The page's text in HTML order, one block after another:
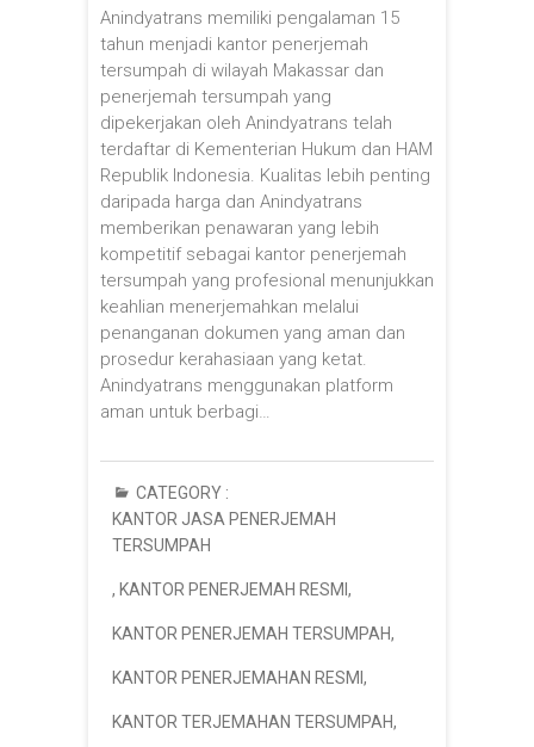
Anindyatrans memiliki pengalaman 15
tahun menjadi kantor penerjemah
tersumpah di wilayah Makassar dan
penerjemah tersumpah yang
dipekerjakan oleh Anindyatrans telah
terdaftar di Kementerian Hukum dan HAM
Republik Indonesia. Kualitas lebih penting
daripada harga dan Anindyatrans
memberikan penawaran yang lebih
kompetitif sebagai kantor penerjemah
tersumpah yang profesional menunjukkan
keahlian menerjemahkan melalui
penanganan dokumen yang aman dan
prosedur kerahasiaan yang ketat.
Anindyatrans menggunakan platform
aman untuk berbagi…
CATEGORY :
KANTOR JASA PENERJEMAH
TERSUMPAH
, KANTOR PENERJEMAH RESMI ,
KANTOR PENERJEMAH TERSUMPAH,
KANTOR PENERJEMAHAN RESMI ,
KANTOR TERJEMAHAN TERSUMPAH,